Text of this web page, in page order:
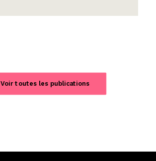
Voir toutes les publications